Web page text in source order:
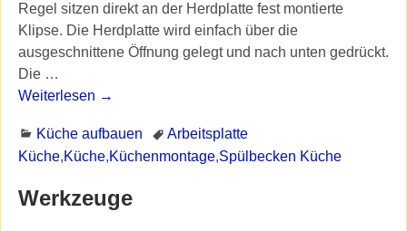
Regel sitzen direkt an der Herdplatte fest montierte
Klipse. Die Herdplatte wird einfach über die
ausgeschnittene Öffnung gelegt und nach unten gedrückt.
Die …
Weiterlesen →
Küche aufbauen
Arbeitsplatte
Küche,Küche,Küchenmontage,Spülbecken Küche
Werkzeuge